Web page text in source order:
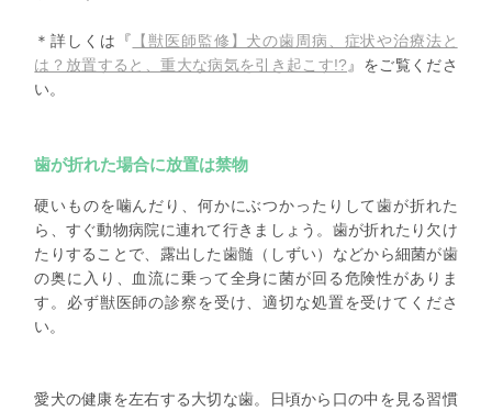
＊詳しくは『 【獣医師監修】犬の歯周病、症状や治療法と
は？放置すると、重大な病気を引き起こす!? 』をご覧くださ
い。
歯が折れた場合に放置は禁物
硬いものを噛んだり、何かにぶつかったりして歯が折れた
ら、すぐ動物病院に連れて行きましょう。歯が折れたり欠け
たりすることで、露出した歯髄（しずい）などから細菌が歯
の奥に入り、血流に乗って全身に菌が回る危険性がありま
す。必ず獣医師の診察を受け、適切な処置を受けてくださ
い。
愛犬の健康を左右する大切な歯。日頃から口の中を見る習慣